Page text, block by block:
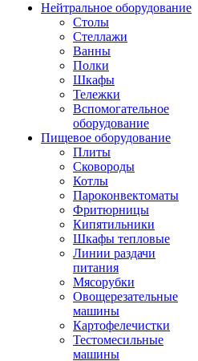
Нейтральное оборудование
Столы
Стеллажи
Ванны
Полки
Шкафы
Тележки
Вспомогательное
оборудование
Пищевое оборудование
Плиты
Сковороды
Котлы
Пароконвектоматы
Фритюрницы
Кипятильники
Шкафы тепловые
Линии раздачи
питания
Мясорубки
Овощерезательные
машины
Картофелечистки
Тестомесильные
машины